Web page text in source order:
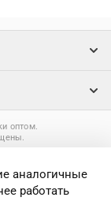
оптом.
аналогичные
работать